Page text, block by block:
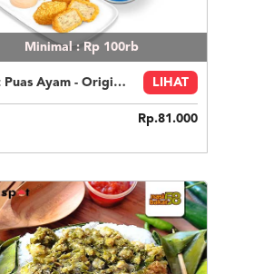
Minimal : Rp 100rb
Paket Puas Ayam - Original Beef Paket Puas (R) LIHAT
Rp.81.000